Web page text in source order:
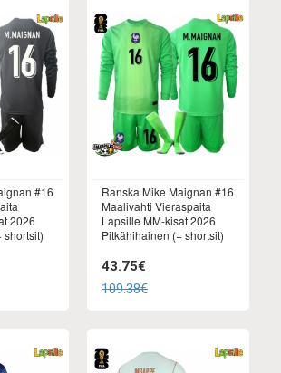
#16
2026
shortsit)
Ranska Mike Maignan #16
Maalivahti Vieraspaita
Lapsille MM-kisat 2026
Pitkähihainen (+ shortsit)
43.75€
109.38€